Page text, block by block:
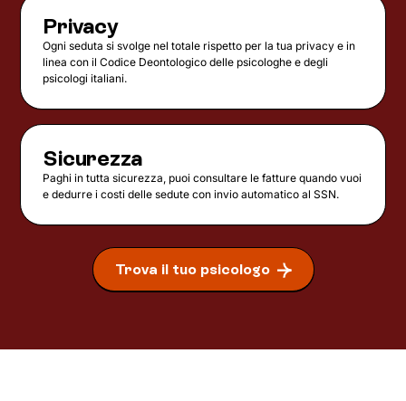
Privacy
Ogni seduta si svolge nel totale rispetto per la tua privacy e in
linea con il Codice Deontologico delle psicologhe e degli
psicologi italiani.
Sicurezza
Paghi in tutta sicurezza, puoi consultare le fatture quando vuoi
e dedurre i costi delle sedute con invio automatico al SSN.
Trova il tuo psicologo